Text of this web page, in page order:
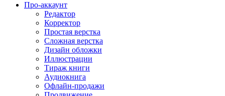
Про-аккаунт
Редактор
Корректор
Простая верстка
Сложная верстка
Дизайн обложки
Иллюстрации
Тираж книги
Аудиокнига
Офлайн-продажи